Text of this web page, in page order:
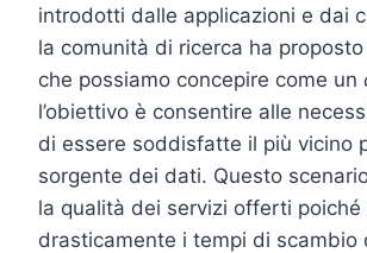
introdotti dalle applicazioni e dai
la comunità di ricerca ha
che possiamo concepire come un
l’obiettivo è consentire alle
di essere soddisfatte il più vicino
sorgente dei dati. Questo
la qualità dei servizi offerti poiché
drasticamente i tempi di scambio